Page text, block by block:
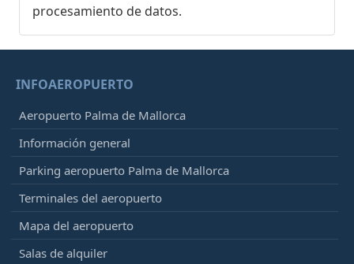
procesamiento de datos.
INFOAEROPUERTO
Aeropuerto Palma de Mallorca
Información general
Parking aeropuerto Palma de Mallorca
Terminales del aeropuerto
Mapa del aeropuerto
Salas de alquiler